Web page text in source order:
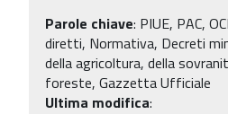
Parole chiave: PIUE, PAC,
diretti, Normativa, Decreti
della agricoltura, della
foreste, Gazzetta Ufficiale
Ultima modifica: